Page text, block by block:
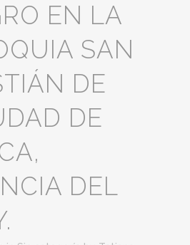
EN LA
SAN
DE
DE
DEL